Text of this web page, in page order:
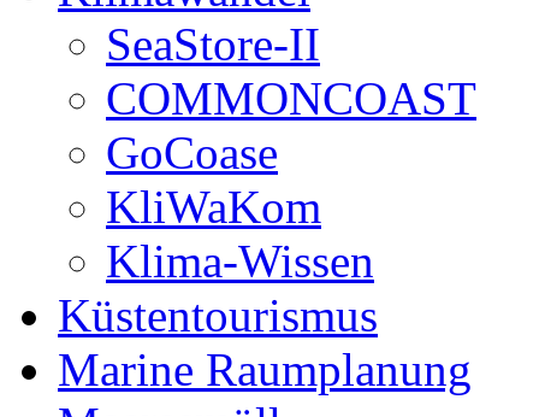
SeaStore-II
COMMONCOAST
GoCoase
KliWaKom
Klima-Wissen
Küstentourismus
Marine Raumplanung